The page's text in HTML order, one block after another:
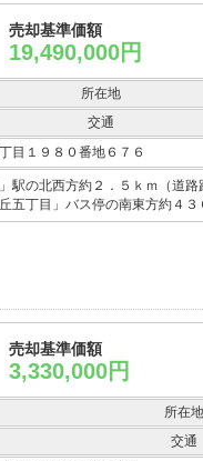
売却基準価額
19,490,000円
所在地
交通
目１９８０番地６７６
駅の北西方約２．５ｋｍ（道路
五丁目」バス停の南東方約４３
売却基準価額
3,330,000円
所在地
交通